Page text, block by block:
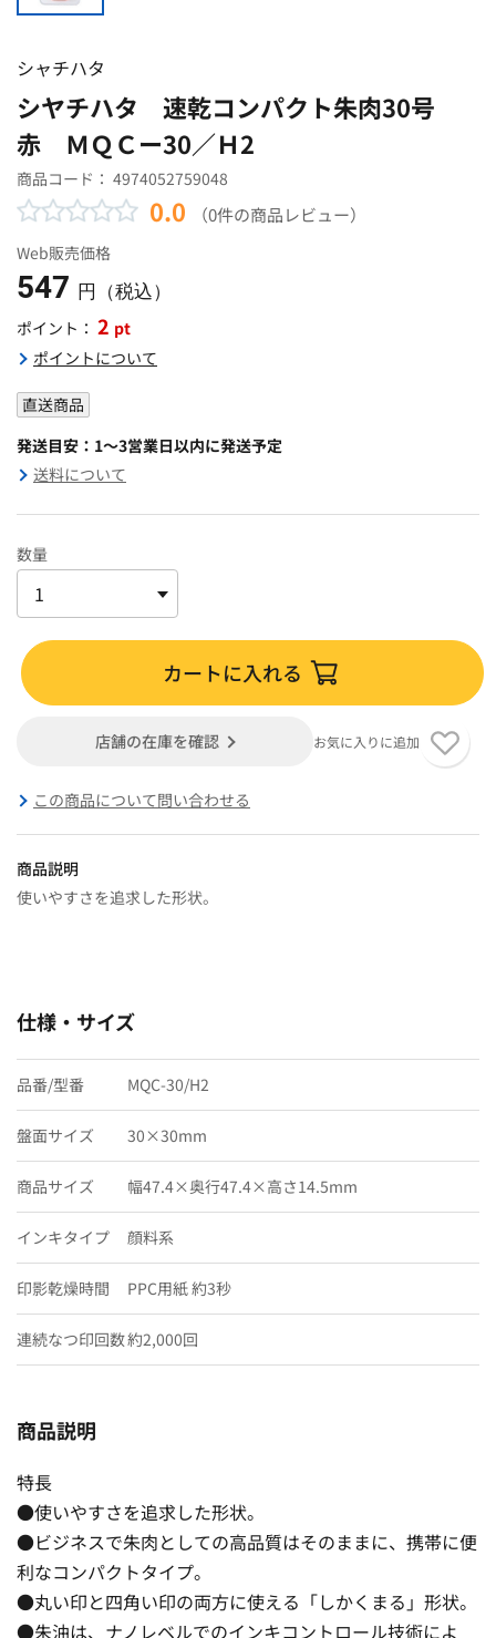
シャチハタ
シヤチハタ 速乾コンパクト朱肉30号
赤 ＭＱＣー30／Ｈ2
商品コード： 4974052759048
0.0 （0件の商品レビュー）
Web販売価格
547 円（税込）
ポイント： 2 pt
ポイントについて
直送商品
発送目安：1～3営業日以内に発送予定
送料について
数量
カートに入れる
店舗の在庫を確認 お気に入りに追加
この商品について問い合わせる
商品説明
使いやすさを追求した形状。
仕様・サイズ
品番/型番 MQC-30/H2
盤面サイズ 30×30mm
商品サイズ 幅47.4×奥行47.4×高さ14.5mm
インキタイプ 顔料系
印影乾燥時間 PPC用紙 約3秒
連続なつ印回数約2,000回
商品説明
特長
●使いやすさを追求した形状。
●ビジネスで朱肉としての高品質はそのままに、携帯に便
利なコンパクトタイプ。
●丸い印と四角い印の両方に使える「しかくまる」形状。
●朱油は、ナノレベルでのインキコントロール技術によ